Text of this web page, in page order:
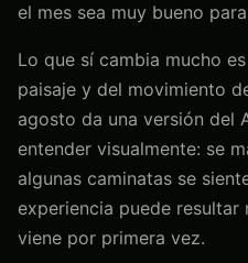
el mes sea muy bueno
Lo que sí cambia mucho
paisaje y del movimiento
agosto da una versión del
entender visualmente: se
algunas caminatas se
experiencia puede resultar
viene por primera vez.